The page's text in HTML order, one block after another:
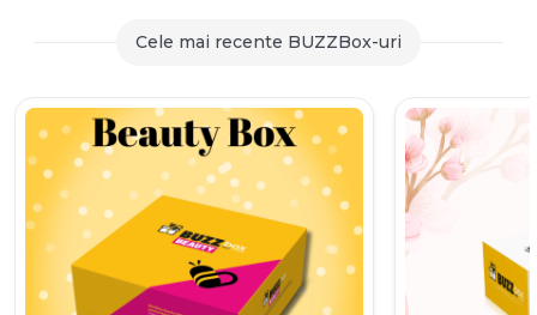
290,00 lei.
79,90 lei.
Cele mai recente BUZZBox-uri